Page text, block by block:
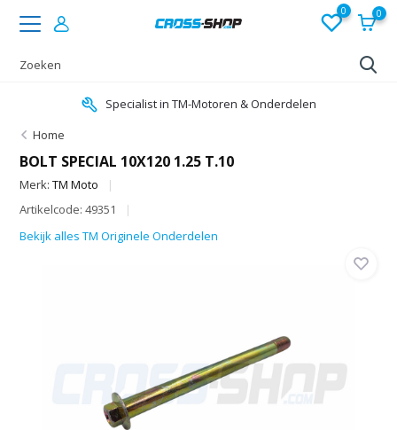
0 0
Specialist in TM-Motoren & Onderdelen
Home
BOLT SPECIAL 10X120 1.25 T.10
Merk:TM Moto
Artikelcode: 49351
Bekijk alles TM Originele Onderdelen